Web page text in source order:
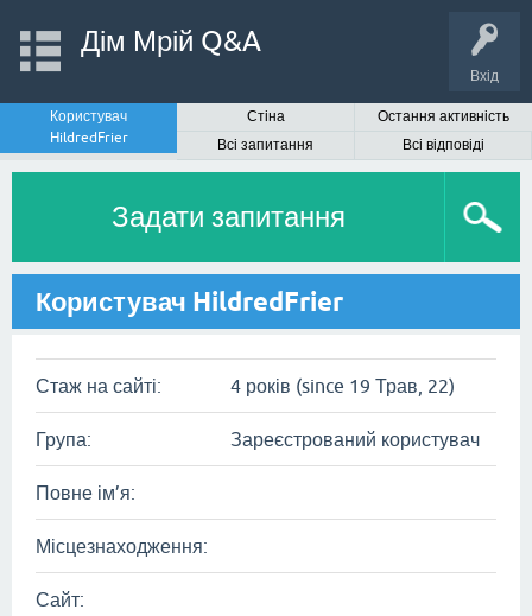
Вхід
Дім Мрій Q&A
Користувач
HildredFrier
Стіна
Остання активність
Всі запитання
Всі відповіді
Задати запитання
Користувач HildredFrier
Стаж на сайті: 4 років (since 19 Трав, 22)
Група: Зареєстрований користувач
Повне ім’я:
Місцезнаходження:
Сайт: